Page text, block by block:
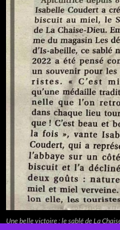
Une belle victoire : le sablé de La